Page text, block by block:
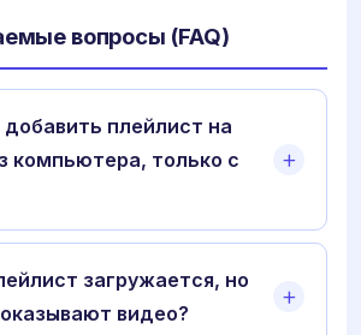
вопросы (FAQ)
плейлист на
компьютера, только с
загружается, но
видео?